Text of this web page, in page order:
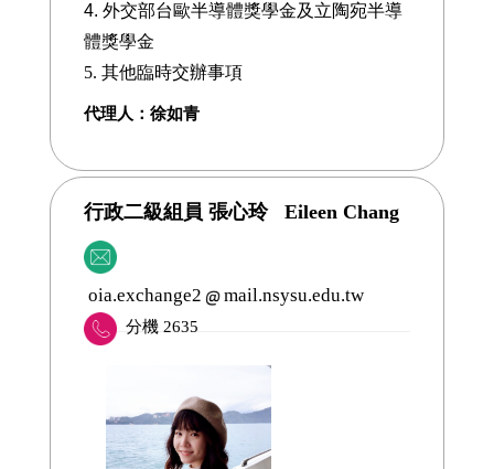
4. 外交部台歐半導體獎學金及立陶宛半導
體獎學金
5. 其他臨時交辦事項
代理人：徐如青
行政二級組員 張心玲 Eileen Chang
oia.exchange2 mail.nsysu.edu.tw
分機 2635